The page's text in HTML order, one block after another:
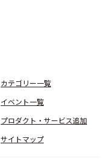
カテゴリー一覧
イベント一覧
プロダクト・サービス追加
サイトマップ